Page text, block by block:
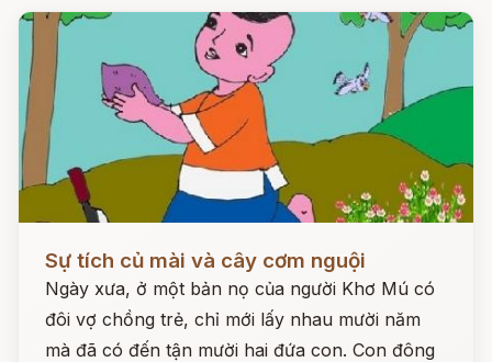
Sự tích củ mài và cây cơm nguội
Ngày xưa, ở một bản nọ của người Khơ Mú có
đôi vợ chồng trẻ, chỉ mới lấy nhau mười năm
mà đã có đến tận mười hai đứa con. Con đông